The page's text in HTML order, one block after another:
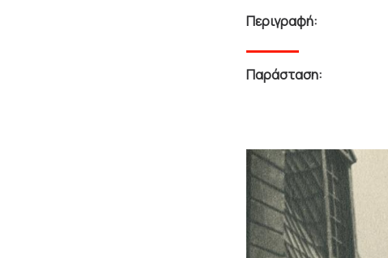
Περιγραφή:
Παράσταση: